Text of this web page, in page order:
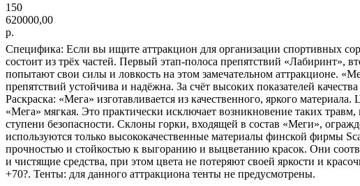
150
620000,00
р.
Специфика: Если вы ищите аттракцион для организации спортивных
состоит из трёх частей. Первый этап-полоса препятствий «Лабиринт»,
попытают свои силы и ловкость на этом замечательном аттракционе.
препятствий устойчива и надёжна. За счёт высоких показателей
Раскраска: «Мега» изготавливается из качественного, яркого
«Мега» мягкая. Это практически исключает возникновение таких
ступени безопасности. Склоны горки, входящей в состав «Меги»,
используются только высококачественные материалы финской фирмы
прочностью и стойкостью к выгоранию и выцветанию красок. Они
и чистящие средства, при этом цвета не потеряют своей яркости и
+70?. Тенты: для данного аттракциона тенты не предусмотрены.